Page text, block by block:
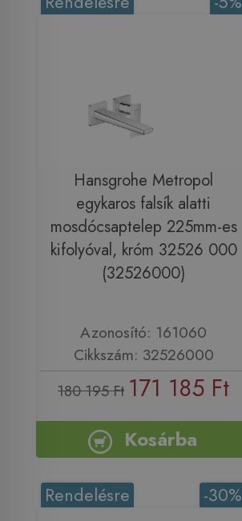
Hansgrohe Metropol
egykaros falsík alatti
mosdócsaptelep 225mm-es
kifolyóval, króm 32526 000
(32526000)
Azonosító: 161060
Cikkszám: 32526000
180 195 Ft 171 185 Ft
Kosárba
-30%
Rendelésre